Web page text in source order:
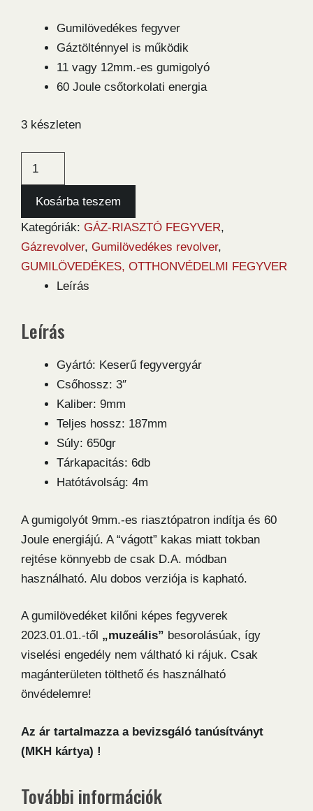
Gumilövedékes fegyver
Gáztölténnyel is működik
11 vagy 12mm.-es gumigolyó
60 Joule csőtorkolati energia
3 készleten
Keserű
Acél
3"
gumilövedékes
revolver
mennyiség
Kosárba teszem
Kategóriák: GÁZ-RIASZTÓ FEGYVER,
Gázrevolver, Gumilövedékes revolver,
GUMILÖVEDÉKES, OTTHONVÉDELMI FEGYVER
Leírás
Leírás
Gyártó: Keserű fegyvergyár
Csőhossz: 3″
Kaliber: 9mm
Teljes hossz: 187mm
Súly: 650gr
Tárkapacitás: 6db
Hatótávolság: 4m
A gumigolyót 9mm.-es riasztópatron indítja és 60
Joule energiájú. A “vágott” kakas miatt tokban
rejtése könnyebb de csak D.A. módban
használható. Alu dobos verziója is kapható.
A gumilövedéket kilőni képes fegyverek
2023.01.01.-től „muzeális” besorolásúak, így
viselési engedély nem váltható ki rájuk. Csak
magánterületen tölthető és használható
önvédelemre!
Az ár tartalmazza a bevizsgáló tanúsítványt
(MKH kártya) !
További információk